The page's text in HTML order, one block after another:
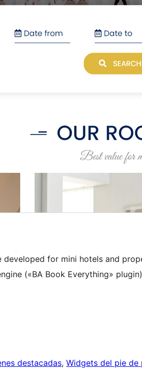
for mini hotels and
(«BA Book Everything»
destacadas, Widgets del pie de